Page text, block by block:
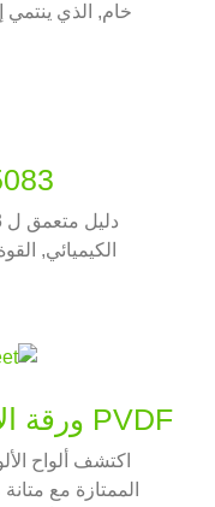
خام, الذي ينتمي
5083 ورقة الألومنيوم
الكيميائي,
PVDF ورقة الألومنيوم المطلية بالألوان
اكتشف ألواح
الممتازة مع